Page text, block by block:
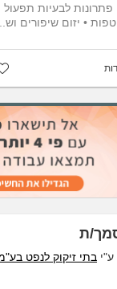
פתרונות לבעיות
• יזום שיפורים וש...
ת
ע"י בתי זיקוק לנפט